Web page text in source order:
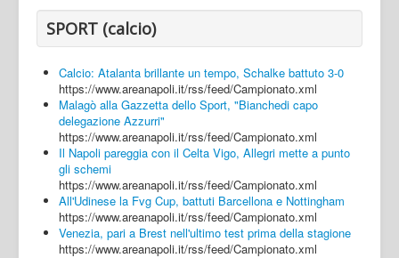
SPORT (calcio)
Calcio: Atalanta brillante un tempo, Schalke battuto 3-0
https://www.areanapoli.it/rss/feed/Campionato.xml
Malagò alla Gazzetta dello Sport, "Bianchedi capo
delegazione Azzurri"
https://www.areanapoli.it/rss/feed/Campionato.xml
Il Napoli pareggia con il Celta Vigo, Allegri mette a punto
gli schemi
https://www.areanapoli.it/rss/feed/Campionato.xml
All'Udinese la Fvg Cup, battuti Barcellona e Nottingham
https://www.areanapoli.it/rss/feed/Campionato.xml
Venezia, pari a Brest nell'ultimo test prima della stagione
https://www.areanapoli.it/rss/feed/Campionato.xml